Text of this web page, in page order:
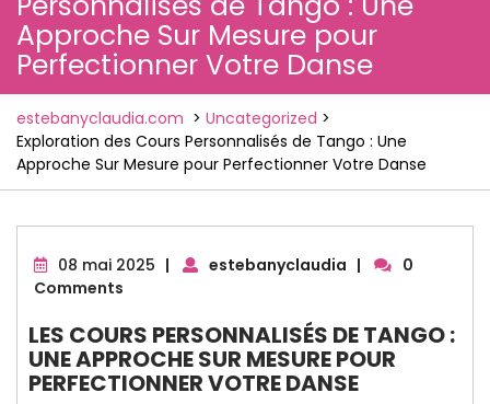
Approche Sur Mesure pour
Perfectionner Votre Danse
estebanyclaudia.com > Uncategorized >
Exploration des Cours Personnalisés de Tango : Une
Approche Sur Mesure pour Perfectionner Votre Danse
08 mai 2025 08
| estebanyclaudia |
0
Comments
LES COURS PERSONNALISÉS DE TANGO :
UNE APPROCHE SUR MESURE POUR
PERFECTIONNER VOTRE DANSE